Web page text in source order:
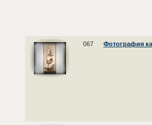
067 Фотография